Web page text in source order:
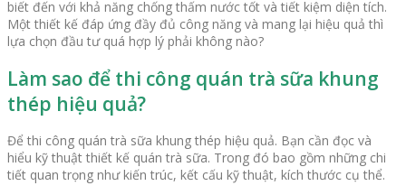
biết đến với khả năng chống thấm nước tốt và tiết kiệm diện tích.
Một thiết kế đáp ứng đầy đủ công năng và mang lại hiệu quả thì
lựa chọn đầu tư quá hợp lý phải không nào?
Làm sao để thi công quán trà sữa khung
thép hiệu quả?
Để thi công quán trà sữa khung thép hiệu quả. Bạn cần đọc và
hiểu kỹ thuật thiết kế quán trà sữa. Trong đó bao gồm những chi
tiết quan trọng như kiến ​​trúc, kết cấu kỹ thuật, kích thước cụ thể.